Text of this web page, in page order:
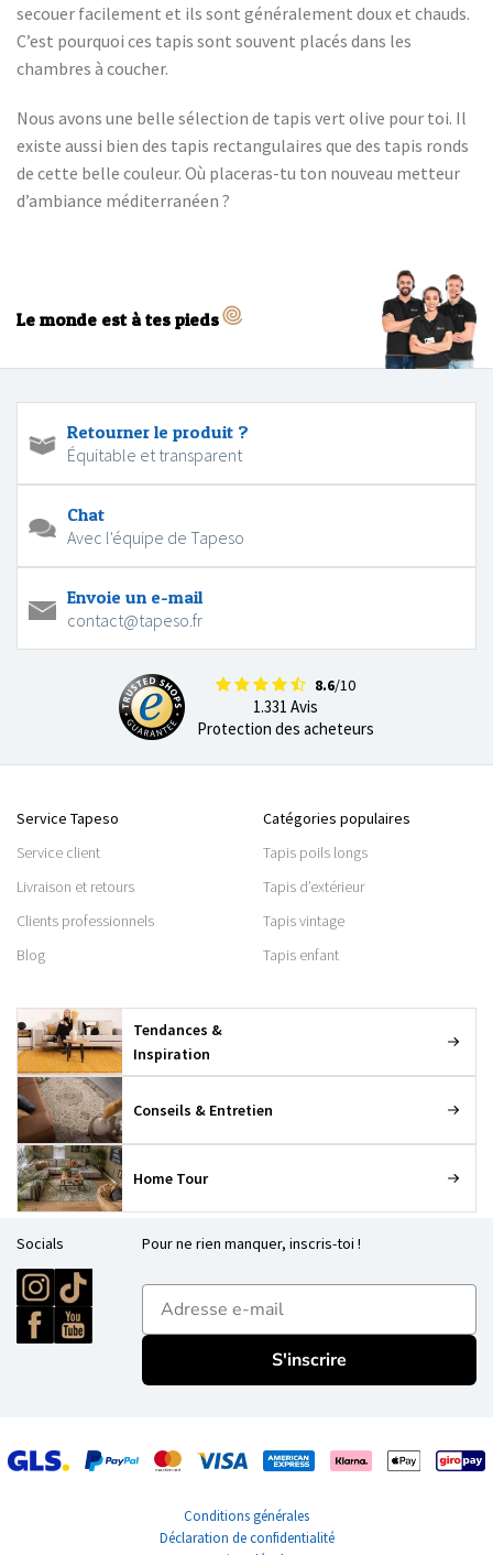
secouer facilement et ils sont généralement doux et chauds.
C’est pourquoi ces tapis sont souvent placés dans les
chambres à coucher.
Nous avons une belle sélection de tapis vert olive pour toi. Il
existe aussi bien des tapis rectangulaires que des tapis ronds
de cette belle couleur. Où placeras-tu ton nouveau metteur
d’ambiance méditerranéen ?
Le monde est à tes pieds
Retourner le produit ?
Équitable et transparent
Chat
Avec l'équipe de Tapeso
Envoie un e-mail
contact@tapeso.fr
8.6/10
1.331 Avis
Protection des acheteurs
Service Tapeso
Service client
Livraison et retours
Clients professionnels
Blog
Catégories populaires
Tapis poils longs
Tapis d’extérieur
Tapis vintage
Tapis enfant
Tendances &
Inspiration
Conseils & Entretien
Home Tour
Socials Pour ne rien manquer, inscris-toi !
E-mailadres
S'inscrire
Conditions générales
Déclaration de confidentialité